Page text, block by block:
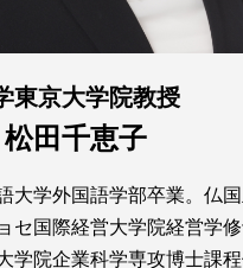
東京大学院教授
田千恵子
大学外国語学部卒業。仏
セ国際経営大学院経営学
学院企業科学専攻博士課